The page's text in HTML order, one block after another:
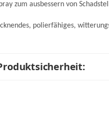
zum ausbessern von
polierfähiges,